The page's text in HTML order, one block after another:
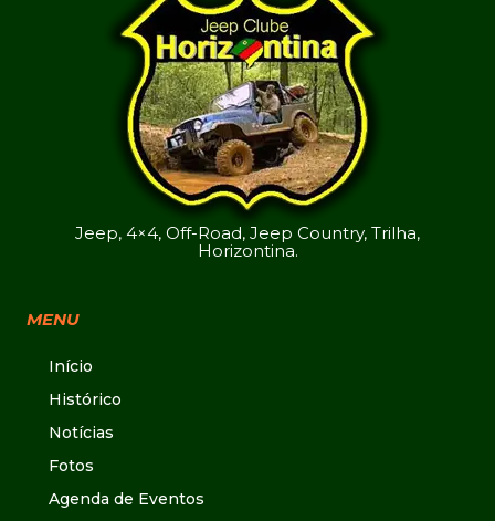
Jeep, 4×4, Off-Road, Jeep Country, Trilha,
Horizontina.
MENU
Início
Histórico
Notícias
Fotos
Agenda de Eventos